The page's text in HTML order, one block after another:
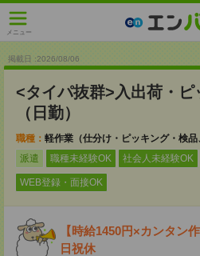
メニュー
掲載日 :2026/08/06
<タイパ抜群>入出荷・
（日勤）
職種： 軽作業（仕分け・ピッキング・検品
派遣
職種未経験OK 社会人未経験OK
WEB登録・面接OK
【時給1450円×カンタン
日祝休